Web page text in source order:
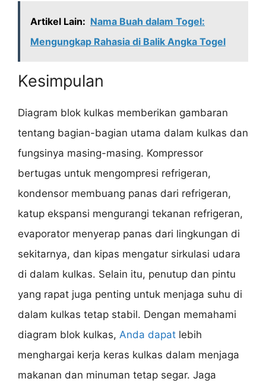
Artikel Lain: Nama Buah dalam Togel:
Mengungkap Rahasia di Balik Angka Togel
Kesimpulan
Diagram blok kulkas memberikan gambaran
tentang bagian-bagian utama dalam kulkas dan
fungsinya masing-masing. Kompressor
bertugas untuk mengompresi refrigeran,
kondensor membuang panas dari refrigeran,
katup ekspansi mengurangi tekanan refrigeran,
evaporator menyerap panas dari lingkungan di
sekitarnya, dan kipas mengatur sirkulasi udara
di dalam kulkas. Selain itu, penutup dan pintu
yang rapat juga penting untuk menjaga suhu di
dalam kulkas tetap stabil. Dengan memahami
diagram blok kulkas, Anda dapat lebih
menghargai kerja keras kulkas dalam menjaga
makanan dan minuman tetap segar. Jaga